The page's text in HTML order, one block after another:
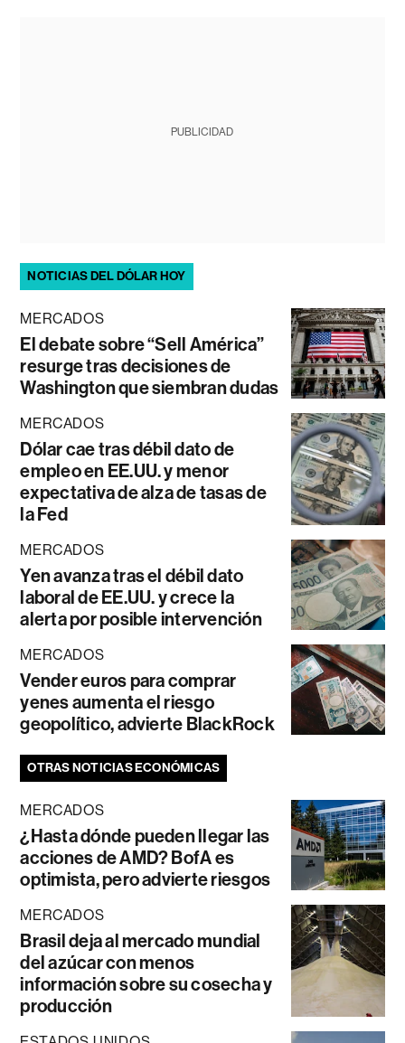
PUBLICIDAD
NOTICIAS DEL DÓLAR HOY
MERCADOS
El debate sobre “Sell América”
resurge tras decisiones de
Washington que siembran dudas
MERCADOS
Dólar cae tras débil dato de
empleo en EE.UU. y menor
expectativa de alza de tasas de
la Fed
MERCADOS
Yen avanza tras el débil dato
laboral de EE.UU. y crece la
alerta por posible intervención
MERCADOS
Vender euros para comprar
yenes aumenta el riesgo
geopolítico, advierte BlackRock
OTRAS NOTICIAS ECONÓMICAS
MERCADOS
¿Hasta dónde pueden llegar las
acciones de AMD? BofA es
optimista, pero advierte riesgos
MERCADOS
Brasil deja al mercado mundial
del azúcar con menos
información sobre su cosecha y
producción